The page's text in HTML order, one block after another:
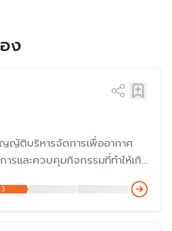
ง
ญัติบริหารจัดการเพื่ออากาศ
รและควบคุมกิจกรรมที่ทำให้เกิด
ยเฉพาะปัญหาฝุ่น PM 2.5 ไฟป่า
มีการเสนอถึง 7 ร่างให้สภาผู้
3